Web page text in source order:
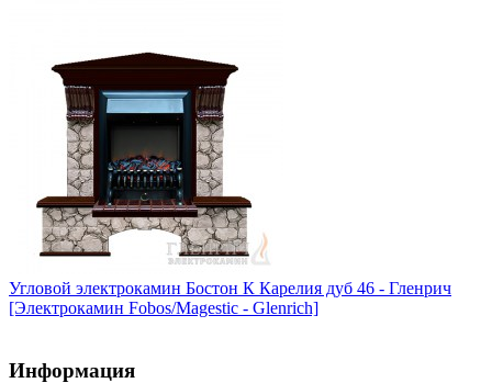
Угловой электрокамин Бостон К Карелия дуб 46 - Гленрич
[Электрокамин Fobos/Magestic - Glenrich]
Информация